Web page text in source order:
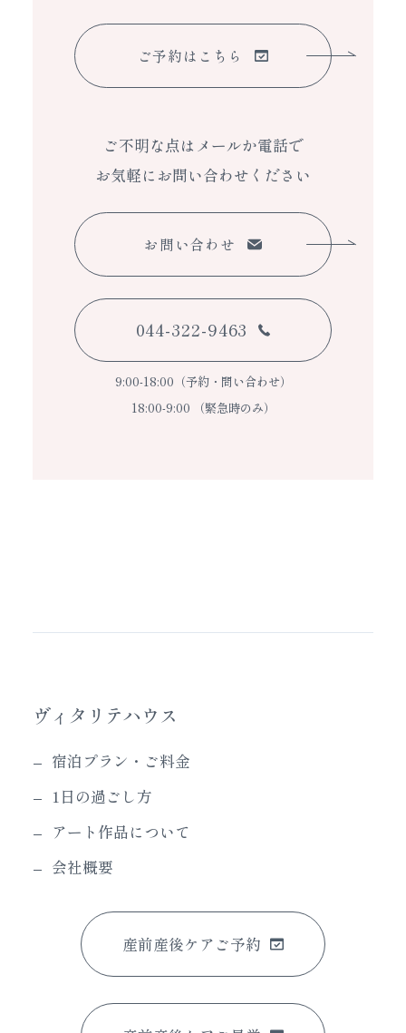
ご予約はこちら
ご不明な点はメールか電話で
お気軽にお問い合わせください
お問い合わせ
044-322-9463
9:00-18:00（予約・問い合わせ）
18:00-9:00 （緊急時のみ）
ヴィタリテハウス
宿泊プラン・ご料金
1日の過ごし方
アート作品について
会社概要
産前産後ケアご予約